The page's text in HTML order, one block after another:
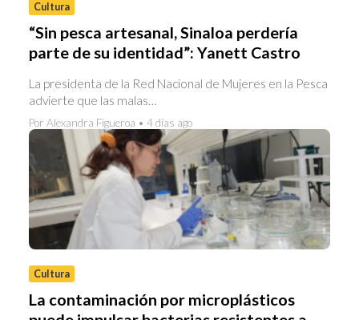
Cultura
“Sin pesca artesanal, Sinaloa perdería
parte de su identidad”: Yanett Castro
La presidenta de la Red Nacional de Mujeres en la Pesca
advierte que las malas…
Por Alexandra Figueroa • 4 días ago
Cultura
La contaminación por microplásticos